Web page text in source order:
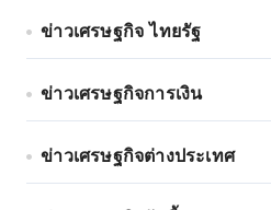
ข่าวเศรษฐกิจ ไทยรัฐ
ข่าวเศรษฐกิจการเงิน
ข่าวเศรษฐกิจต่างประเทศ